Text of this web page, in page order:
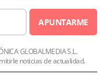
APUNTARME
GLOBALMEDIA S.L.
noticias de actualidad.